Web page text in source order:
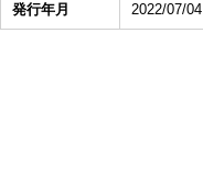
発行年月 2022/07/04